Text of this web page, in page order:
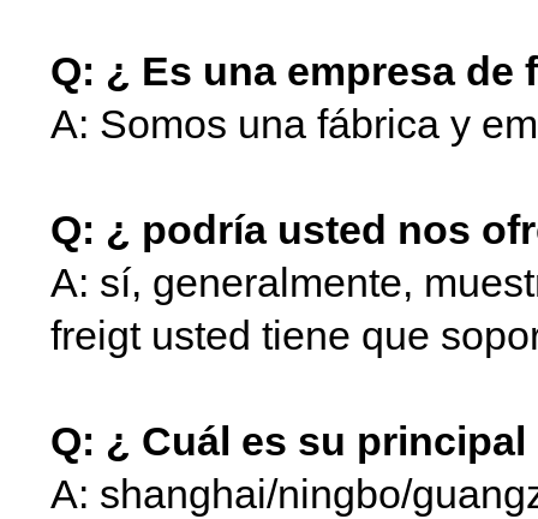
Q: ¿ Es una empresa
A: Somos una fábrica y
Q: ¿ podría usted nos
A: sí, generalmente,
freigt usted tiene que
Q: ¿ Cuál es su
A: shanghai/ningbo/